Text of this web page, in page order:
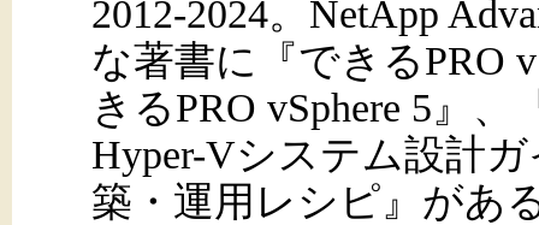
2012-2024。NetApp
な著書に『できるPRO
きるPRO vSphere 5』、
Hyper-Vシステム設計ガ
築・運用レシピ』があ